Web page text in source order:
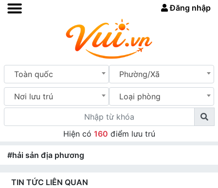
Đăng nhập
Toàn quốc Phường/Xã
Nơi lưu trú Loại phòng
Hiện có 160 điểm lưu trú
#hải sản địa phương
TIN TỨC LIÊN QUAN